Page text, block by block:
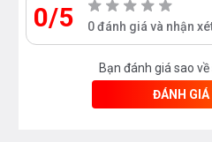
0/5 0 đánh giá và nhận
Bạn đánh giá sao
ĐÁNH GIÁ